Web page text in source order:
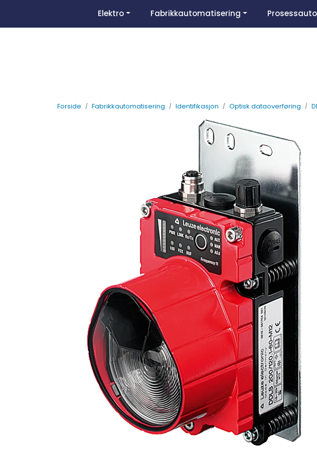
Elektro Fabrikkautomatisering
Forside Fabrikkautomatisering Identifikasjon Optisk dataoverføring